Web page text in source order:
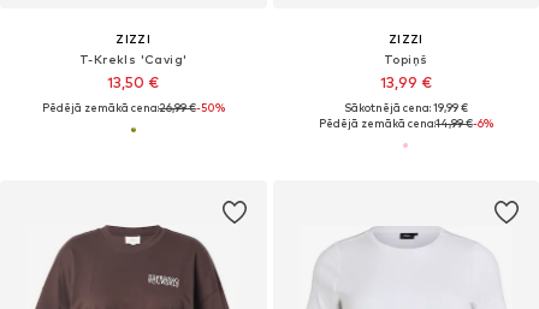
ZIZZI
T-Krekls 'Cavig'
13,50 €
Pēdējā zemākā cena:26,99 €-50%
ZIZZI
Topiņš
13,99 €
Sākotnējā cena: 19,99 €
Pēdējā zemākā cena:14,99 €-6%